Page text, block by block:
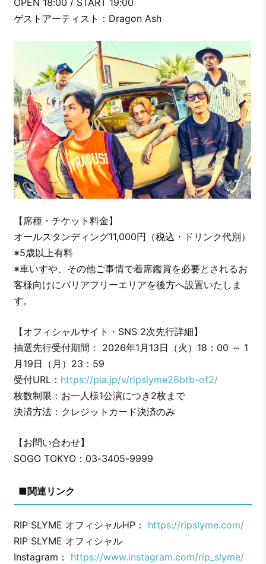
ゲストアーティスト：Dragon Ash
【席種・チケット料金】
オールスタンディング11,000円（税込・ドリンク代別）
※5歳以上有料
※車いすや、その他ご事情で着席鑑賞を必要とされるお
客様向けにバリアフリーエリアを後方へ設置いたしま
す。
【オフィシャルサイト・SNS 2次先行詳細】
抽選先行受付期間： 2026年1月13日（火）18：00 ～ 1
月19日（月）23：59
受付URL： https://pia.jp/v/ripslyme26btb-of2/
枚数制限：お一人様1公演につき2枚まで
決済方法：クレジットカード決済のみ
【お問い合わせ】
SOGO TOKYO：03-3405-9999
■関連リンク
RIP SLYME オフィシャルHP： https://ripslyme.com/
RIP SLYME オフィシャル
Instagram： https://www.instagram.com/rip_slyme/